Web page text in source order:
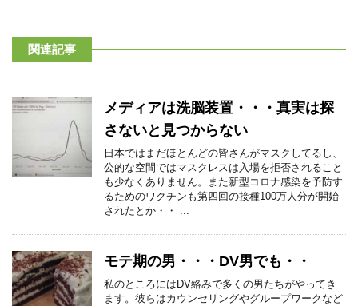
関連記事
メディアは洗脳装置・・・真実は探
さないと見つからない
日本ではまだほとんどの皆さんがマスクしてるし、
公的な空間ではマスクレスは入場を拒否されること
も少なくありません。また新型コロナ感染を予防す
るためのワクチンも第四回の接種100万人分が開始
されたとか・・ ...
モテ期の男・・・DV男でも・・
私のところにはDV絡みで多くの男たちがやってき
ます。彼らはカウンセリングやグループワークなど